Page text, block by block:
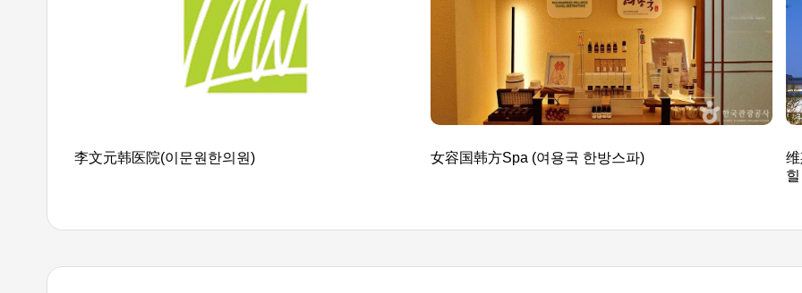
李文元韩医院(이문원한의원) 女容国韩方Spa (여용국 한방스파)